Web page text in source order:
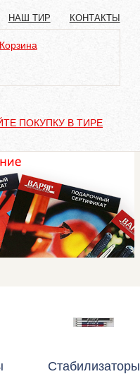
НАШ ТИР КОНТАКТЫ
Корзина
ПОКУПКУ В ТИРЕ
Стабилизаторы